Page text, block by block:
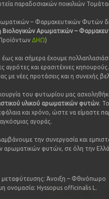
παραδοσιακών ποικιλιών Τομάτας
– Φαρμακευτικών Φυτών
Βιολογικών Αρωματικών –
ΔΗΩ)
και σήμερα έχουμε
αγρότες και ερασιτέχνες
με νέες προτάσεις και η συνεχής
του φυτωρίου μας
υλικού αρωματικών φυτών.
και χρόνο, ώστε να είμαστε
αγοράς.
την συνεργασία και
αρωματικών φυτών, σε όλη την
μεταφύτευσης: Άνοιξη – Φθινόπωρο
ονομασία: Hyssopus officinalis L.